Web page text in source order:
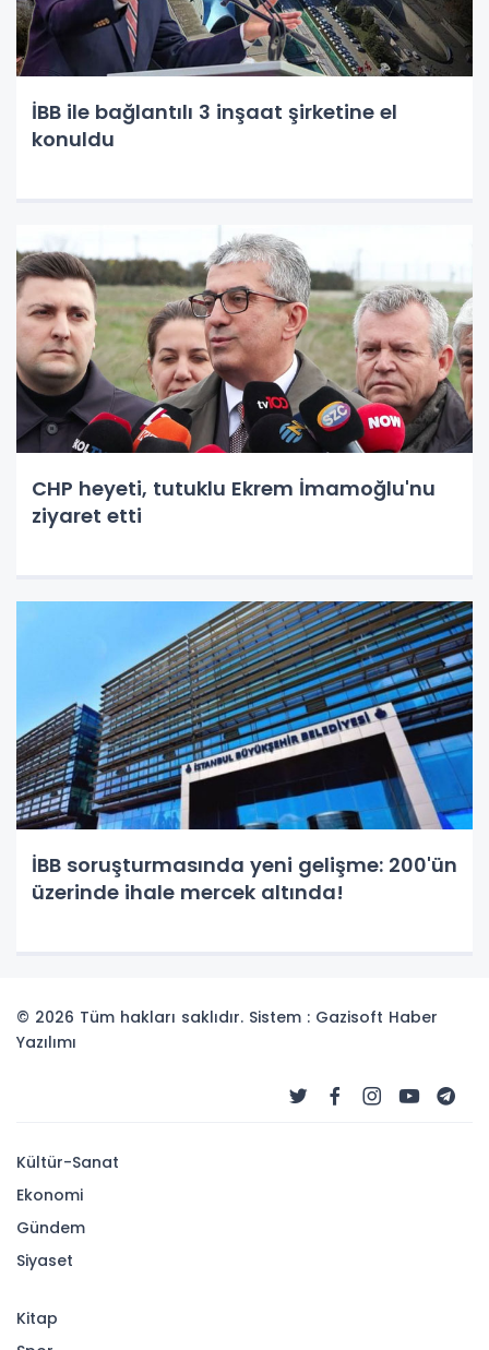
İBB ile bağlantılı 3 inşaat şirketine el
konuldu
CHP heyeti, tutuklu Ekrem İmamoğlu'nu
ziyaret etti
İBB soruşturmasında yeni gelişme: 200'ün
üzerinde ihale mercek altında!
© 2026 Tüm hakları saklıdır. Sistem : Gazisoft Haber
Yazılımı
Kültür-Sanat
Ekonomi
Gündem
Siyaset
Kitap